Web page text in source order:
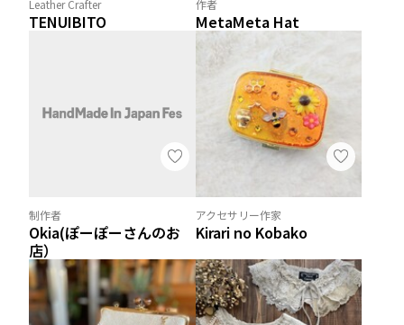
Leather Crafter
TENUIBITO
作者
MetaMeta Hat
制作者
Okia(ぽーぽーさんのお
店）
アクセサリー作家
Kirari no Kobako